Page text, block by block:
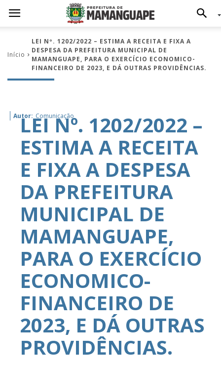
Início
LEI Nº. 1202/2022 – ESTIMA A RECEITA E FIXA A
DESPESA DA PREFEITURA MUNICIPAL DE
MAMANGUAPE, PARA O EXERCÍCIO ECONOMICO-
FINANCEIRO DE 2023, E DÁ OUTRAS PROVIDÊNCIAS.
Autor: Comunicação
LEI Nº. 1202/2022 –
ESTIMA A RECEITA
E FIXA A DESPESA
DA PREFEITURA
MUNICIPAL DE
MAMANGUAPE,
PARA O EXERCÍCIO
ECONOMICO-
FINANCEIRO DE
2023, E DÁ OUTRAS
PROVIDÊNCIAS.